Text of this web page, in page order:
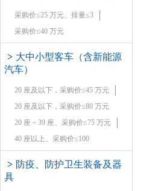
采购价≤25 万元、排量≤3
采购价≤40 万元
> 大中小型客车（含新能源
汽车）
20 座及以下，采购价≤45 万元
20 座及以下，采购价≤80 万元
20 座－39 座、采购价≤75 万元
40 座以上、采购价≤100
> 防疫、防护卫生装备及器
具